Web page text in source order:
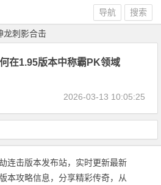
搜索
导航
龙刺影合击
在1.95版本中称霸PK领域
2026-03-13 10:05:25
连击版本发布站，实时更新最新
本攻略信息，分享精彩传奇，从